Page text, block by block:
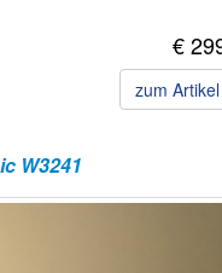
€
zum
W3241